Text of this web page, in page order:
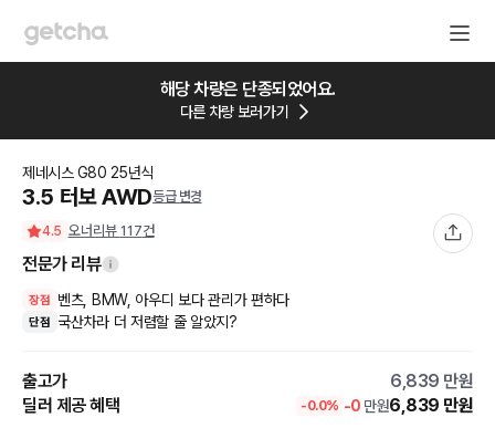
해당 차량은 단종되었어요.
다른 차량 보러가기
제네시스 G80 25년식
3.5 터보 AWD등급 변경
4.5 오너리뷰 117건
전문가 리뷰
장점 벤츠, BMW, 아우디 보다 관리가 편하다
단점 국산차라 더 저렴할 줄 알았지?
출고가 6,839 만원
딜러 제공 혜택
-0.0% -0 만원6,839 만원